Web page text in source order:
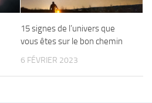
15 signes de l’univers que
vous êtes sur le bon chemin
6 FÉVRIER 2023